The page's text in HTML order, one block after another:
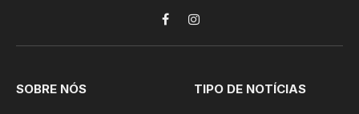
FacebookInstagram
SOBRE NÓS TIPO DE NOTÍCIAS